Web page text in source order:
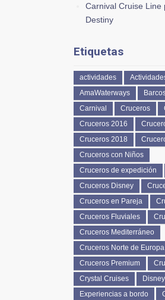
Carnival Cruise Line
Destiny
Etiquetas
actividades
AmaWaterways
Carnival
Cruceros
Cruceros 2016
Cruceros 2018
Cruceros con Niños
Cruceros de expedición
Cruceros Disney
Cruceros en Pareja
Cruceros Fluviales
Cruceros Mediterráneo
Cruceros Norte de Europa
Cruceros Premium
Crystal Cruises
Disney
Experiencias a bordo